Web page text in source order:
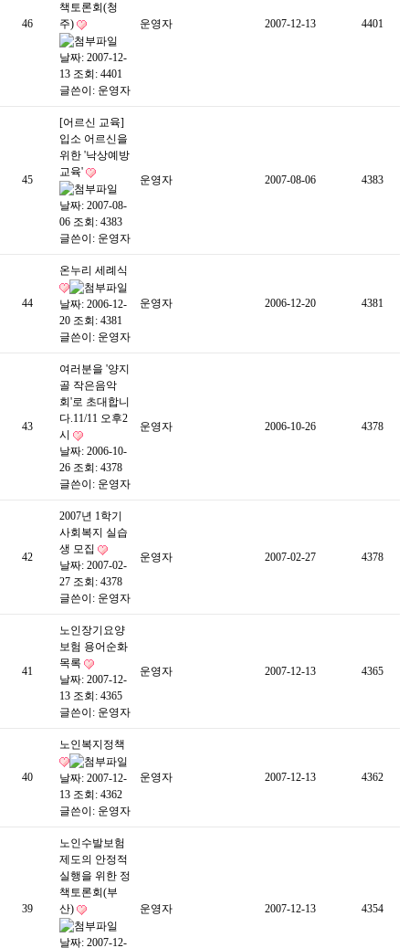
46
책토론회(청
주)
날짜: 2007-12-
13 조회: 4401
글쓴이: 운영자
운영자 2007-12-13 4401
45
[어르신 교육]
입소 어르신을
위한 '낙상예방
교육'
날짜: 2007-08-
06 조회: 4383
글쓴이: 운영자
운영자 2007-08-06 4383
44
온누리 세례식
날짜: 2006-12-
20 조회: 4381
글쓴이: 운영자
운영자 2006-12-20 4381
43
여러분을 '양지
골 작은음악
회'로 초대합니
다.11/11 오후2
시
날짜: 2006-10-
26 조회: 4378
글쓴이: 운영자
운영자 2006-10-26 4378
42
2007년 1학기
사회복지 실습
생 모집
날짜: 2007-02-
27 조회: 4378
글쓴이: 운영자
운영자 2007-02-27 4378
41
노인장기요양
보험 용어순화
목록
날짜: 2007-12-
13 조회: 4365
글쓴이: 운영자
운영자 2007-12-13 4365
40
노인복지정책
날짜: 2007-12-
13 조회: 4362
글쓴이: 운영자
운영자 2007-12-13 4362
39
노인수발보험
제도의 안정적
실행을 위한 정
책토론회(부
산)
날짜: 2007-12-
운영자 2007-12-13 4354